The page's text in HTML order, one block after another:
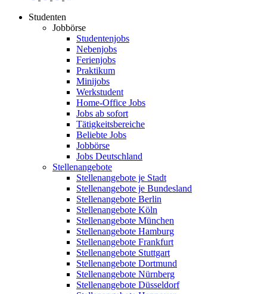
Studenten
Jobbörse
Studentenjobs
Nebenjobs
Ferienjobs
Praktikum
Minijobs
Werkstudent
Home-Office Jobs
Jobs ab sofort
Tätigkeitsbereiche
Beliebte Jobs
Jobbörse
Jobs Deutschland
Stellenangebote
Stellenangebote je Stadt
Stellenangebote je Bundesland
Stellenangebote Berlin
Stellenangebote Köln
Stellenangebote München
Stellenangebote Hamburg
Stellenangebote Frankfurt
Stellenangebote Stuttgart
Stellenangebote Dortmund
Stellenangebote Nürnberg
Stellenangebote Düsseldorf